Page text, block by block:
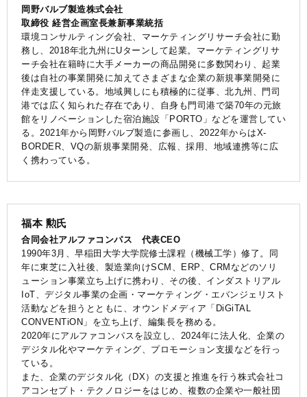
岡野バルブ製造株式会社
取締役 経営企画室長兼新事業統括
環境コンサルティング会社、マーケティングリサーチ会社に勤
務し、2018年北九州にUターンして起業。マーケティングリサ
ーチ会社在籍時に大手メーカーの商品開発に多数関わり、起業
後は自社の事業開発に加えてさまざまな企業の新規事業開発に
伴走支援している。地域興しにも積極的に従事、北九州、門司
港では広く知られた存在であり、自身も門司港で築70年の元旅
館をリノベーションした宿泊施設「PORTO」などを運営してい
る。2021年から岡野バルブ製造に参画し、2022年からはX-
BORDER、VQの新規事業開発、広報、採用、地域連携等に広
く携わっている。
福本 勲氏
合同会社アルファコンパス 代表CEO
1990年3月、早稲田大学大学院修士課程（機械工学）修了。同
年に東芝に入社後、製造業向けSCM、ERP、CRMなどのソリ
ューション事業立ち上げに携わり、その後、インダストリアル
IoT、デジタル事業の企画・マーケティング・エバンジェリスト
活動などを担うとともに、オウンドメディア「DiGiTAL
CONVENTiON」を立ち上げ、編集長を務める。
2020年にアルファコンパスを設立し、2024年に法人化、企業の
デジタル化やマーケティング、プロモーション支援などを行っ
ている。
また、企業のデジタル化（DX）の支援と推進を行う株式会社コ
アコンセプト・テクノロジーをはじめ、複数の企業や一般社団